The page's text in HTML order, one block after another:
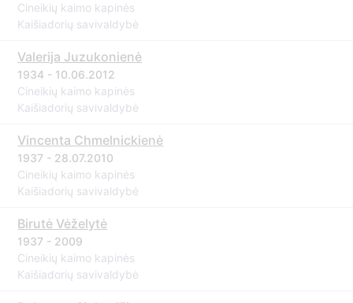
Cineikių kaimo kapinės
Kaišiadorių savivaldybė
Valerija Juzukonienė
1934 - 10.06.2012
Cineikių kaimo kapinės
Kaišiadorių savivaldybė
Vincenta Chmelnickienė
1937 - 28.07.2010
Cineikių kaimo kapinės
Kaišiadorių savivaldybė
Birutė Vėželytė
1937 - 2009
Cineikių kaimo kapinės
Kaišiadorių savivaldybė